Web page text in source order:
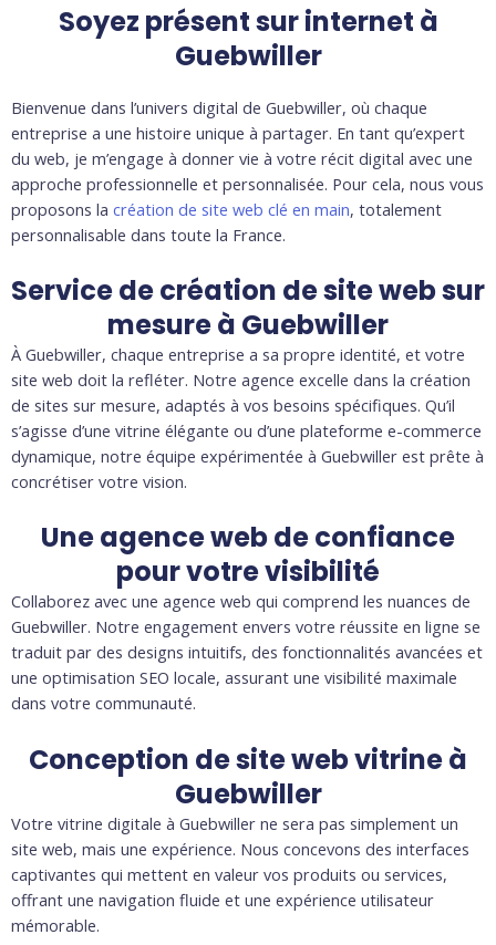
Soyez présent sur internet à
Guebwiller
Bienvenue dans l’univers digital de Guebwiller, où chaque
entreprise a une histoire unique à partager. En tant qu’expert
du web, je m’engage à donner vie à votre récit digital avec une
approche professionnelle et personnalisée. Pour cela, nous vous
proposons la création de site web clé en main, totalement
personnalisable dans toute la France.
Service de création de site web sur
mesure à Guebwiller
À Guebwiller, chaque entreprise a sa propre identité, et votre
site web doit la refléter. Notre agence excelle dans la création
de sites sur mesure, adaptés à vos besoins spécifiques. Qu’il
s’agisse d’une vitrine élégante ou d’une plateforme e-commerce
dynamique, notre équipe expérimentée à Guebwiller est prête à
concrétiser votre vision.
Une agence web de confiance
pour votre visibilité
Collaborez avec une agence web qui comprend les nuances de
Guebwiller. Notre engagement envers votre réussite en ligne se
traduit par des designs intuitifs, des fonctionnalités avancées et
une optimisation SEO locale, assurant une visibilité maximale
dans votre communauté.
Conception de site web vitrine à
Guebwiller
Votre vitrine digitale à Guebwiller ne sera pas simplement un
site web, mais une expérience. Nous concevons des interfaces
captivantes qui mettent en valeur vos produits ou services,
offrant une navigation fluide et une expérience utilisateur
mémorable.